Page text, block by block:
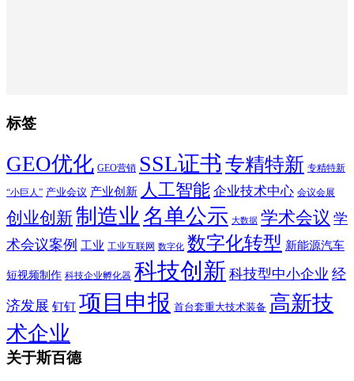
标签
GEO优化 GEO营销 SSL证书 专精特新 专精特新
“小巨人” 产业会议 产业创新 人工智能 企业技术中心 会议会展
创业创新制造业 名单公示 大数据 学术会议 学
术会议案例 工业 工业互联网 数字化 数字化转型 新能源汽车
短视频制作 科技企业孵化器 科技创新 科技型中小企业 经
济发展 钉钉 项目申报 首台套重大技术装备 高新技
术企业
关于斯百德